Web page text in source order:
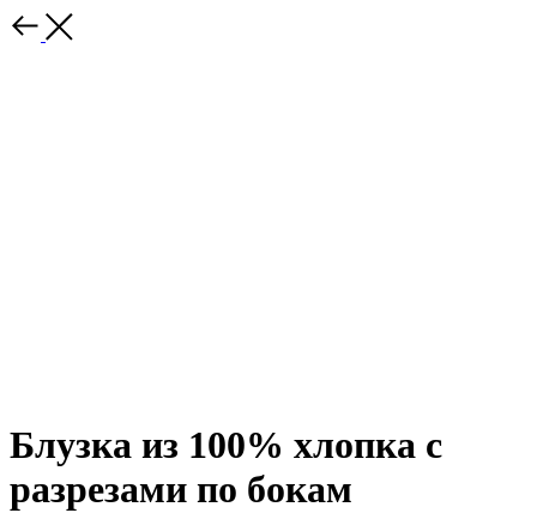
Блузка из 100% хлопка с
разрезами по бокам